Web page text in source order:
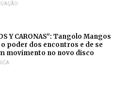
Y CARONAS”: Tangolo Mangos
poder dos encontros e de se
movimento no novo disco